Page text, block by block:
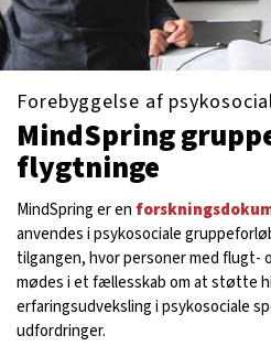
Forebyggelse af
MindSpring
flygtninge
MindSpring er en
anvendes i psykosociale
tilgangen, hvor personer med flugt-
mødes i et fællesskab om at støtte
erfaringsudveksling i psykosociale
udfordringer.